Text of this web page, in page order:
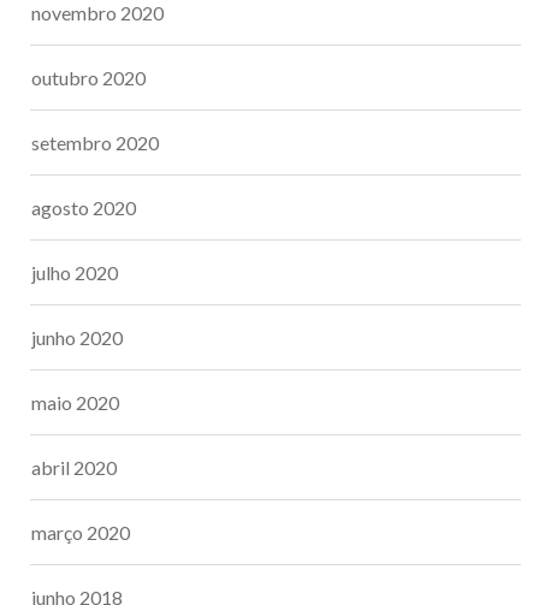
novembro 2020
outubro 2020
setembro 2020
agosto 2020
julho 2020
junho 2020
maio 2020
abril 2020
março 2020
junho 2018